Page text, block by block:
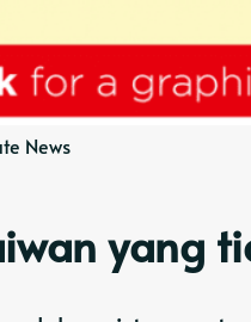
News
yang